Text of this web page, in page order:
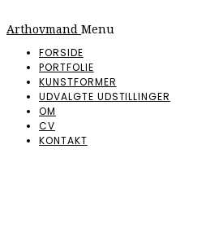
Arthovmand Menu
FORSIDE
PORTFOLIE
KUNSTFORMER
UDVALGTE UDSTILLINGER
OM
CV
KONTAKT